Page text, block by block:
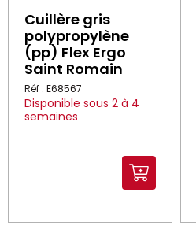
Cuillère gris
polypropylène
(pp) Flex Ergo
Saint Romain
Réf : E68567
Disponible sous 2 à 4
semaines